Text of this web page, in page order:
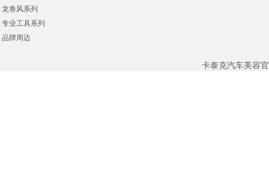
龙卷风系列
专业工具系列
品牌周边
卡泰克汽车美容